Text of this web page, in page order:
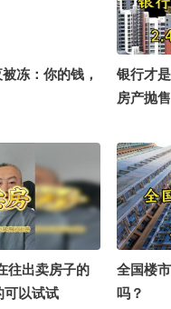
冻：你的钱，
银行才
房产抛售
往出卖房子的
可以试试
全国楼
吗？